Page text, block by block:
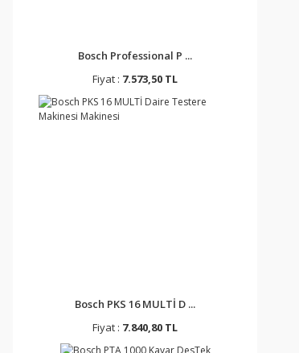
Bosch Professional P ...
Fiyat : 7.573,50 TL
Bosch PKS 16 MULTİ D ...
Fiyat : 7.840,80 TL